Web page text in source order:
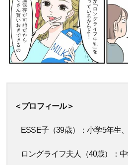
＜プロフィール＞
ESSE子（39歳）：小学5年生
ロングライフ夫人（40歳）：